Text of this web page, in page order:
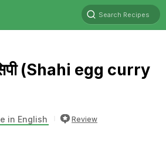
Search Recipes
(Shahi egg curry
in English Review